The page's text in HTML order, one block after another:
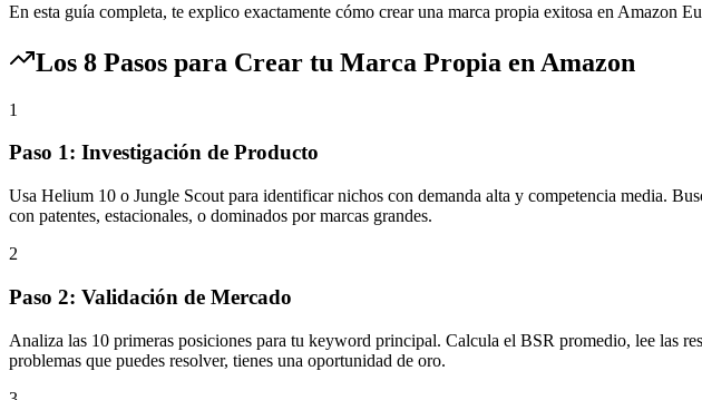
En esta guía completa, te explico exactamente cómo crear una marca propia exitosa en Amazon
Los 8 Pasos para Crear tu Marca Propia en Amazon
1
Paso 1: Investigación de Producto
Usa Helium 10 o Jungle Scout para identificar nichos con demanda alta y competencia media.
con patentes, estacionales, o dominados por marcas grandes.
2
Paso 2: Validación de Mercado
Analiza las 10 primeras posiciones para tu keyword principal. Calcula el BSR promedio, lee las
problemas que puedes resolver, tienes una oportunidad de oro.